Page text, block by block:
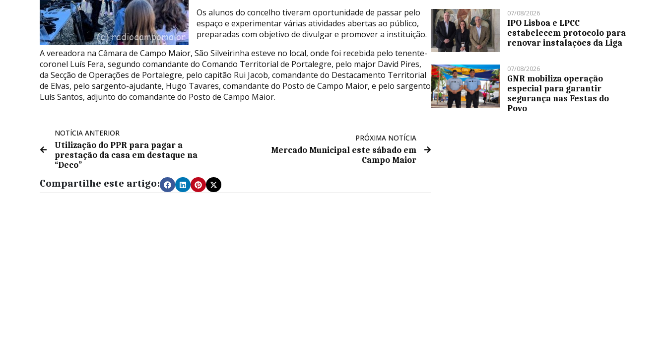
Os alunos do concelho tiveram oportunidade de passar pelo
espaço e experimentar várias atividades abertas ao público,
preparadas com objetivo de divulgar e promover a instituição.
A vereadora na Câmara de Campo Maior, São Silveirinha esteve no local, onde foi recebida pelo tenente-
coronel Luís Fera, segundo comandante do Comando Territorial de Portalegre, pelo major David Pires,
da Secção de Operações de Portalegre, pelo capitão Rui Jacob, comandante do Destacamento Territorial
de Elvas, pelo sargento-ajudante, Hugo Tavares, comandante do Posto de Campo Maior, e pelo sargento
Luís Santos, adjunto do comandante do Posto de Campo Maior.
NOTÍCIA ANTERIOR
Utilização do PPR para pagar a
prestação da casa em destaque na
“Deco”
PRÓXIMA NOTÍCIA
Mercado Municipal este sábado em
Campo Maior
Compartilhe este artigo:
07/08/2026
IPO Lisboa e LPCC
estabelecem protocolo para
renovar instalações da Liga
07/08/2026
GNR mobiliza operação
especial para garantir
segurança nas Festas do
Povo